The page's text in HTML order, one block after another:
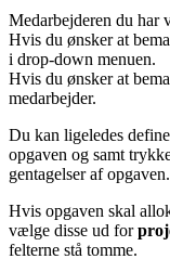
Medarbejderen du har
Hvis du ønsker at
i drop-down menuen.
Hvis du ønsker at
medarbejder.
Du kan ligeledes
opgaven og samt
gentagelser af opgaven.
Hvis opgaven skal
vælge disse ud for
felterne stå tomme.